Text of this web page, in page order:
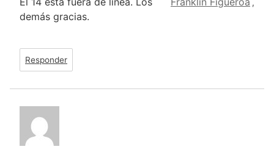
,
demás gracias.
Responder